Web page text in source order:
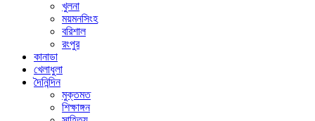
খুলনা
ময়মনসিংহ
বরিশাল
রংপুর
কানাডা
খেলাধুলা
দৈনিন্দিন
মুক্তমত
শিক্ষাঙ্গন